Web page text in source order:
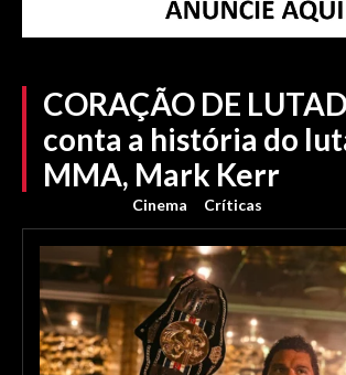
CORAÇÃO DE
conta a história do
MMA, Mark Kerr
Cinema Críticas